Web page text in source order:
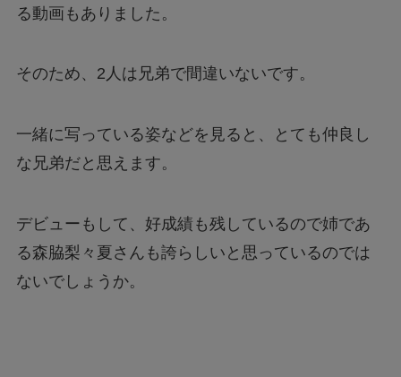
る動画もありました。
そのため、2人は兄弟で間違いないです。
一緒に写っている姿などを見ると、とても仲良し
な兄弟だと思えます。
デビューもして、好成績も残しているので姉であ
る森脇梨々夏さんも誇らしいと思っているのでは
ないでしょうか。